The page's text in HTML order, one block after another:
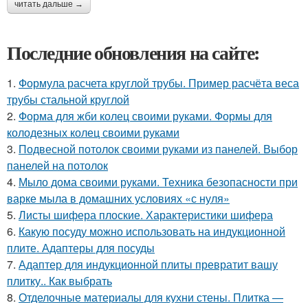
читать дальше →
Последние обновления на сайте:
1. Формула расчета круглой трубы. Пример расчёта веса
трубы стальной круглой
2. Форма для жби колец своими руками. Формы для
колодезных колец своими руками
3. Подвесной потолок своими руками из панелей. Выбор
панелей на потолок
4. Мыло дома своими руками. Техника безопасности при
варке мыла в домашних условиях «с нуля»
5. Листы шифера плоские. Характеристики шифера
6. Какую посуду можно использовать на индукционной
плите. Адаптеры для посуды
7. Адаптер для индукционной плиты превратит вашу
плитку.. Как выбрать
8. Отделочные материалы для кухни стены. Плитка —